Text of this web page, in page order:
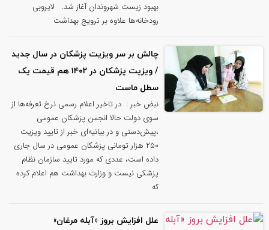
بهبود زیست شهروندان آغاز شد. لایروبی
رودخانه‌ها علاوه بر ترویج بهداشت
چالش بر سر ویزیت پزشکان در سال جدید
/ ویزیت پزشکان در ۱۴۰۲ هم قیمت یک
سطل ماست
نبض خبر : در تاخیر اعلام رسمی نرخ تعرفه‌ها از
سوی دولت حالا انجمن پزشکان عمومی
،پیش‌دستی و در بیانیه‌ای خبر از تایید ویزیت
۲۵۰ هزار تومانی پزشکان عمومی در سال جاری
داده است، عددی که مورد تایید سازمان نظام
پزشکی نیست و وزارت بهداشت هم اعلام کرده
که
علل افزایش بروز «آبله مرغان»